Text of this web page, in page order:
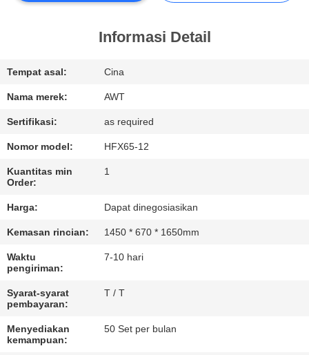
HUBUNGI
BERITA
BICARA
SEKARANG
SITEMAP
PRIVACY
POLICY
Informasi Detail
Tempat asal: Cina
Nama merek: AWT
Sertifikasi: as required
Nomor model: HFX65-12
Kuantitas min
Order:
1
Harga: Dapat dinegosiasikan
Kemasan rincian: 1450 * 670 * 1650mm
Waktu
pengiriman:
7-10 hari
Syarat-syarat
pembayaran:
T / T
Menyediakan
kemampuan:
50 Set per bulan